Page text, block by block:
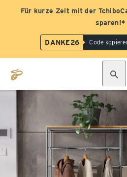
Für kurze Zeit mit der
sparen!*
DANKE26 Code